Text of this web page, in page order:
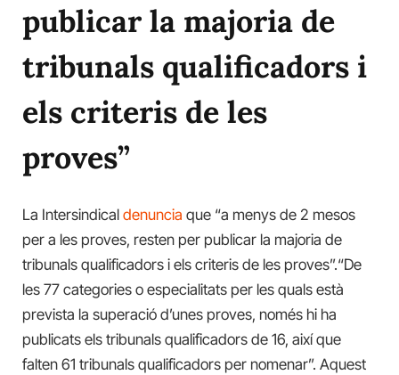
publicar la majoria de
tribunals qualificadors i
els criteris de les
proves”
La Intersindical denuncia que “a menys de 2 mesos
per a les proves, resten per publicar la majoria de
tribunals qualificadors i els criteris de les proves”.“De
les 77 categories o especialitats per les quals està
prevista la superació d’unes proves, només hi ha
publicats els tribunals qualificadors de 16, així que
falten 61 tribunals qualificadors per nomenar”. Aquest